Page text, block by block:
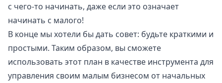
с чего-то начинать, даже если это означает
начинать с малого!
В конце мы хотели бы дать совет: будьте краткими и
простыми. Таким образом, вы сможете
использовать этот план в качестве инструмента для
управления своим малым бизнесом от начальных